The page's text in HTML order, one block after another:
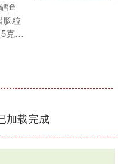
鱼
肠粒
克
加载完成